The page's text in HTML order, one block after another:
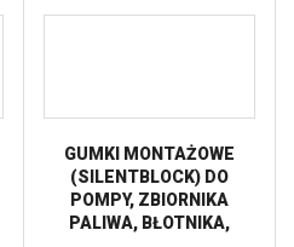
GUMKI MONTAŻOWE
(SILENTBLOCK) DO
POMPY, ZBIORNIKA
PALIWA, BŁOTNIKA,